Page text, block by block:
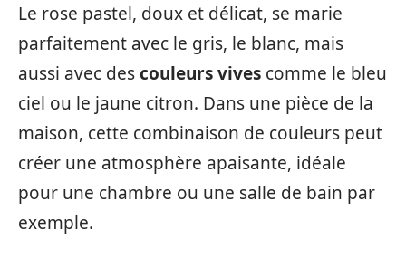
Le rose pastel, doux et délicat, se marie
parfaitement avec le gris, le blanc, mais
aussi avec descouleurs vives comme le bleu
ciel ou le jaune citron. Dans une pièce de la
maison, cette combinaison de couleurs peut
créer une atmosphère apaisante, idéale
pour une chambre ou une salle de bain par
exemple.